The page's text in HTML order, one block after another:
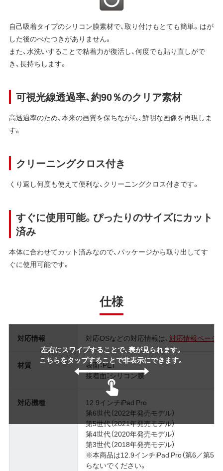
自己吸着タイプのシリコン膜素材で、取り付けもとても簡単。はが
した後のべたつきがありません。
また、水洗いすることで粘着力が復活し、何度でも貼り直しがで
き、長持ちします。
可視光線透過率、約90％のクリア素材
高透過率のため、本来の画質を保ちながら、鮮明な画像を再現しま
す。
クリーニングクロス付き
くり返し何度も使えて便利な、クリーニングクロス付きです。
すぐに使用可能。ぴったりのサイズにカット
済み
本体に合わせてカット済みなので、パッケージから取り出してす
ぐに使用可能です。
仕様
左右にスワイプすることで、表が見られます。
こちらをタップすることで非表示にできます。
対応情報 対応OSなどの対応情報は、 対応情報ページ
材質
表面：PET
接着面：シリコン膜
対応機種
12.9インチiPad Pro
第6世代（2022年発売モデル）
第5世代（2021年発売モデル）
第4世代（2020年発売モデル）
第3世代（2018年発売モデル）
※本商品は12.9インチiPad Pro（第6／第5
らないでください。